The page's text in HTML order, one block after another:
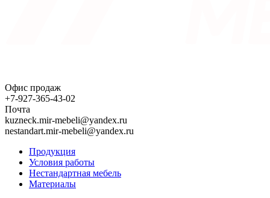
Офис продаж
+7-927-365-43-02
Почта
kuzneck.mir-mebeli@yandex.ru
nestandart.mir-mebeli@yandex.ru
Продукция
Условия работы
Нестандартная мебель
Материалы